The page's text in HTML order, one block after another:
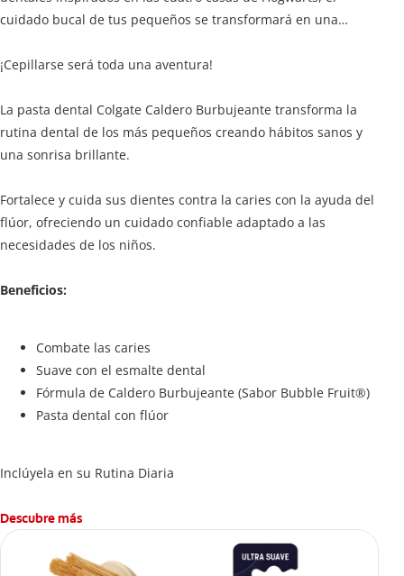
cuidado bucal de tus pequeños se transformará en una
¡Cepillarse será toda una aventura!
La pasta dental Colgate Caldero Burbujeante transforma la
rutina dental de los más pequeños creando hábitos sanos y
una sonrisa brillante.
Fortalece y cuida sus dientes contra la caries con la ayuda del
flúor, ofreciendo un cuidado confiable adaptado a las
necesidades de los niños.
Beneficios:
Combate las caries
Suave con el esmalte dental
Fórmula de Caldero Burbujeante (Sabor Bubble Fruit®)
Pasta dental con flúor
Inclúyela en su Rutina Diaria
Descubre más